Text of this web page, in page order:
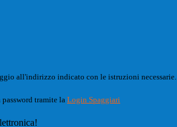
all'indirizzo indicato con le istruzioni necessarie.
tramite la Login Spaggiari